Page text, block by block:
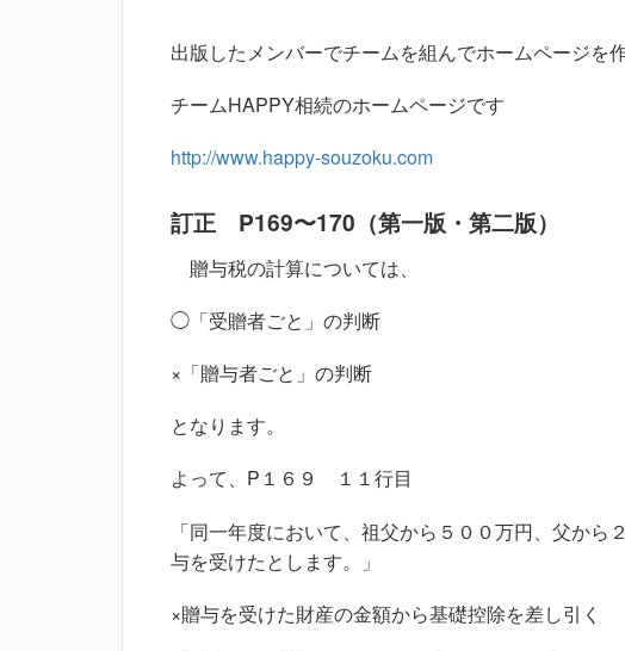
出版したメンバーでチームを組んでホームページを
チームHAPPY相続のホームページです
http://www.happy-souzoku.com
訂正 P169〜170（第一版・第二版）
贈与税の計算については、
◯「受贈者ごと」の判断
×「贈与者ごと」の判断
となります。
よって、P１６９ １１行目
「同一年度において、祖父から５００万円、父か
与を受けたとします。」
×贈与を受けた財産の金額から基礎控除を差し引く